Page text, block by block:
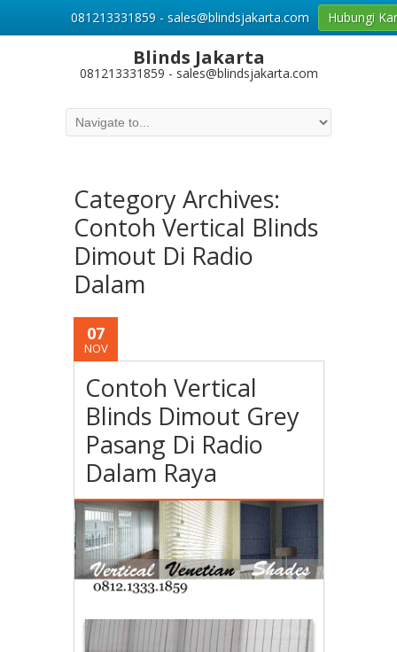
Blinds Jakarta
081213331859 - sales@blindsjakarta.com
Category Archives:
Contoh Vertical Blinds
Dimout Di Radio
Dalam
07
NOV
Contoh Vertical
Blinds Dimout Grey
Pasang Di Radio
Dalam Raya
081213331859 - sales@blindsjakarta.com Hubungi